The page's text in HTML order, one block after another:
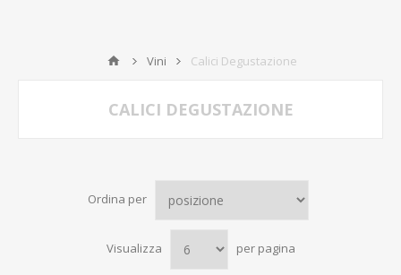
Vini Calici Degustazione
CALICI DEGUSTAZIONE
Ordina per
Visualizza per pagina